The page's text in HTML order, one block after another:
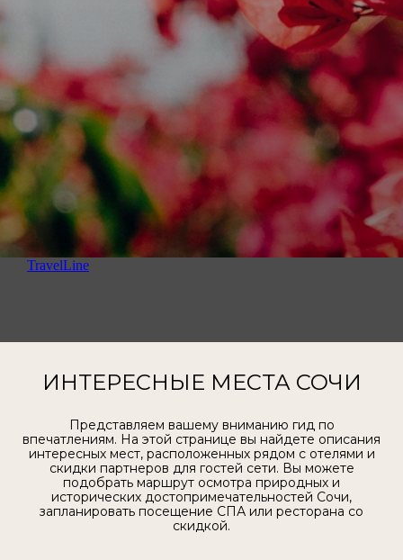
TravelLine
ИНТЕРЕСНЫЕ МЕСТА СОЧИ
Представляем вашему вниманию гид по
впечатлениям. На этой странице вы найдете описания
интересных мест, расположенных рядом с отелями и
скидки партнеров для гостей сети. Вы можете
подобрать маршрут осмотра природных и
исторических достопримечательностей Сочи,
запланировать посещение СПА или ресторана со
скидкой.